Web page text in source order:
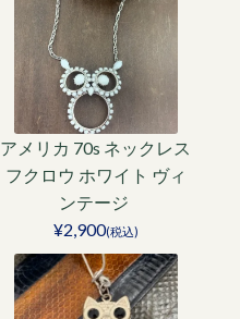
アメリカ 70s ネックレス
フクロウ ホワイト ヴィ
ンテージ
¥2,900(税込)